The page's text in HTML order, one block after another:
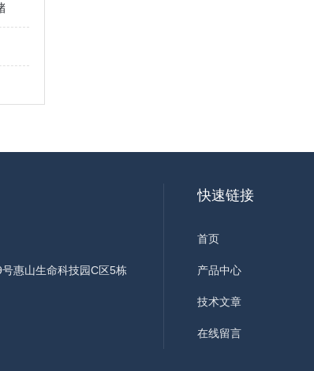
惠山生命科技园C区5栋
快速链接
首页
产品中心
技术文章
在线留言